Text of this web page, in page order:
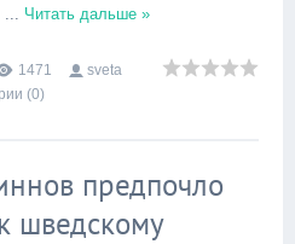
... Читать дальше »
1471
sveta
(0)
предпочло
шведскому